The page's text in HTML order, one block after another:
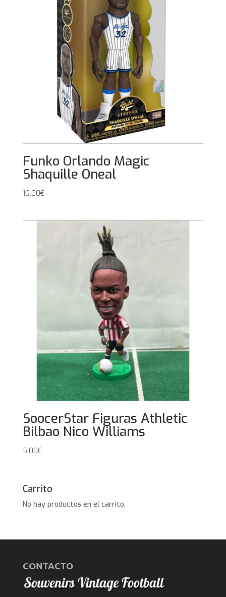
Funko Orlando Magic
Shaquille Oneal
16,00€
SoocerStar Figuras Athletic
Bilbao Nico Williams
5,00€
Carrito
No hay productos en el carrito.
CONTACTO